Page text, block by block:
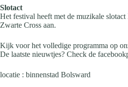
Slotact
Het festival heeft met de muzikale
Zwarte Cross aan.
Kijk voor het volledige programma op
De laatste nieuwtjes? Check de
locatie : binnenstad Bolsward